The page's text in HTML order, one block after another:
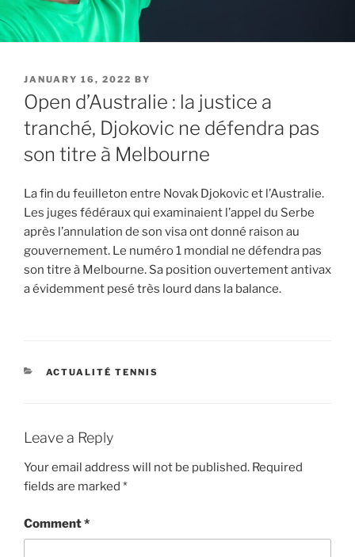
POSTED
ON
JANUARY 16, 2022 BY
Open d’Australie : la justice a
tranché, Djokovic ne défendra pas
son titre à Melbourne
La fin du feuilleton entre Novak Djokovic et l’Australie.
Les juges fédéraux qui examinaient l’appel du Serbe
après l’annulation de son visa ont donné raison au
gouvernement. Le numéro 1 mondial ne défendra pas
son titre à Melbourne. Sa position ouvertement antivax
a évidemment pesé très lourd dans la balance.
CATEGORIES
ACTUALITÉ TENNIS
Leave a Reply
Your email address will not be published. Required
fields are marked *
Comment*